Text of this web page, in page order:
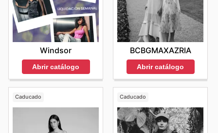
Windsor
Abrir catálogo
BCBGMAXAZRIA
Abrir catálogo
Caducado Caducado